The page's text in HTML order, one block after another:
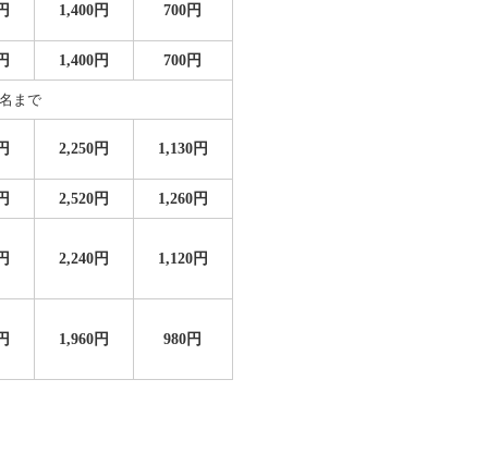
1,400円 700円
1,400円 700円
まで
2,250円 1,130円
2,520円 1,260円
2,240円 1,120円
1,960円 980円